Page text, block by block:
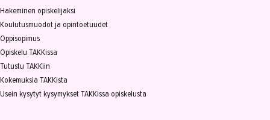
Hakeminen opiskelijaksi
Koulutusmuodot ja opintoetuudet
Oppisopimus
Opiskelu TAKKissa
Tutustu TAKKiin
Kokemuksia TAKKista
Usein kysytyt kysymykset TAKKissa opiskelusta